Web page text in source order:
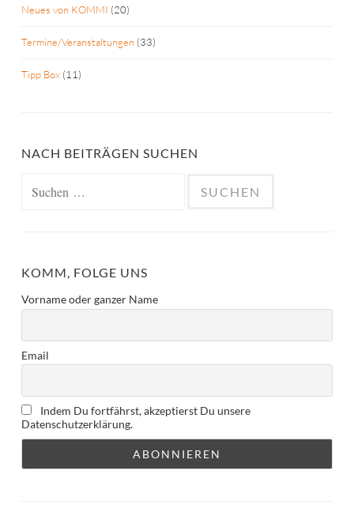
Neues von KOMMI (20)
Termine/Veranstaltungen (33)
Tipp Box (11)
NACH BEITRÄGEN SUCHEN
KOMM, FOLGE UNS
Vorname oder ganzer Name
Email
Indem Du fortfährst, akzeptierst Du unsere
Datenschutzerklärung.